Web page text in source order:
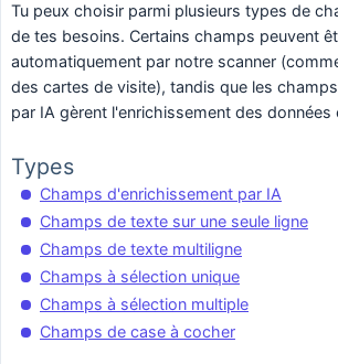
Tu peux choisir parmi plusieurs types de
de tes besoins. Certains champs peuvent
automatiquement par notre scanner
des cartes de visite), tandis que les
par IA gèrent l'enrichissement des données
Types
Champs d'enrichissement par IA
Champs de texte sur une seule ligne
Champs de texte multiligne
Champs à sélection unique
Champs à sélection multiple
Champs de case à cocher